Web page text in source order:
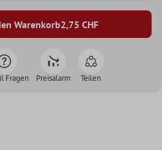
Warenkorb2,75 CHF
Fragen Preisalarm Teilen